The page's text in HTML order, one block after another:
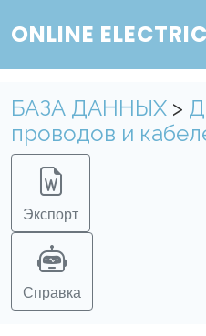
ONLINE ELECTRIC
БАЗА ДАННЫХ >
проводов и
Экспорт
Справка